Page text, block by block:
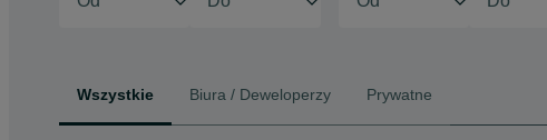
Wszystkie Biura / Deweloperzy Prywatne